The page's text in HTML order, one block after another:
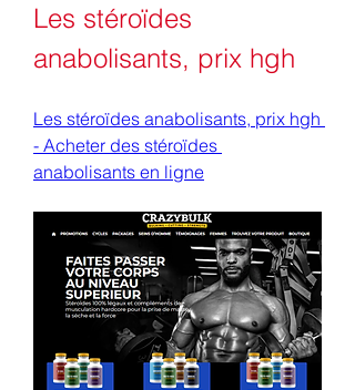
Les stéroïdes
anabolisants, prix hgh
Les stéroïdes anabolisants, prix hgh
- Acheter des stéroïdes
anabolisants en ligne